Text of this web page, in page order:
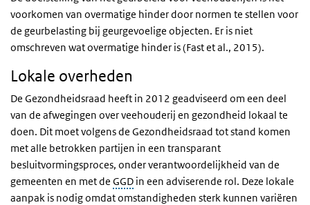
voorkomen van overmatige hinder door normen te stellen voor
de geurbelasting bij geurgevoelige objecten. Er is niet
omschreven wat overmatige hinder is (Fast et al., 2015).
Lokale overheden
De Gezondheidsraad heeft in 2012 geadviseerd om een deel
van de afwegingen over veehouderij en gezondheid lokaal te
doen. Dit moet volgens de Gezondheidsraad tot stand komen
met alle betrokken partijen in een transparant
besluitvormingsproces, onder verantwoordelijkheid van de
gemeenten en met de GGD in een adviserende rol. Deze lokale
aanpak is nodig omdat omstandigheden sterk kunnen variëren